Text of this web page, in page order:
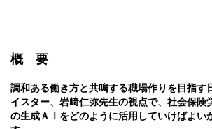
概要
調和ある働き方と共鳴する職場作りを目指す
イスター、岩﨑仁弥先生の視点で、社会保
の生成ＡＩをどのように活用していけばよい